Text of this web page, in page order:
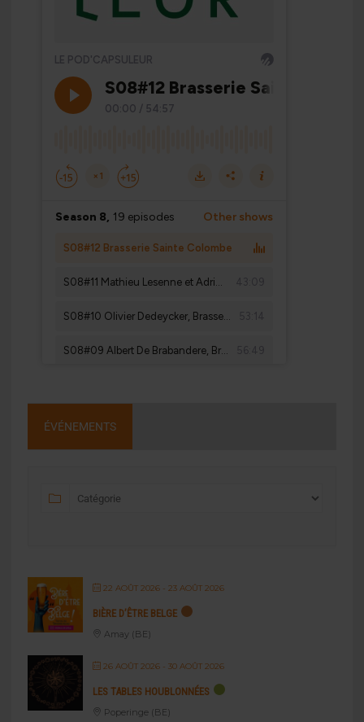
ÉVÉNEMENTS
22 AOÛT 2026- 23 AOÛT 2026
BIÈRE D’ÊTRE BELGE
Amay (BE)
26 AOÛT 2026- 30 AOÛT 2026
LES TABLES HOUBLONNÉES
Poperinge (BE)